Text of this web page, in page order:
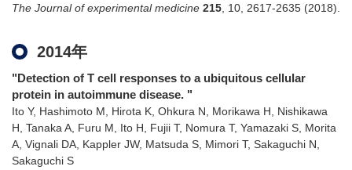
The Journal of experimental medicine 215 10 2617-2635 (2018)
2014年
"Detection of T cell responses to a ubiquitous cellular
protein in autoimmune disease. "
Ito Y, Hashimoto M, Hirota K, Ohkura N, Morikawa H, Nishikawa
H, Tanaka A, Furu M, Ito H, Fujii T, Nomura T, Yamazaki S, Morita
A, Vignali DA, Kappler JW, Matsuda S, Mimori T, Sakaguchi N,
Sakaguchi S